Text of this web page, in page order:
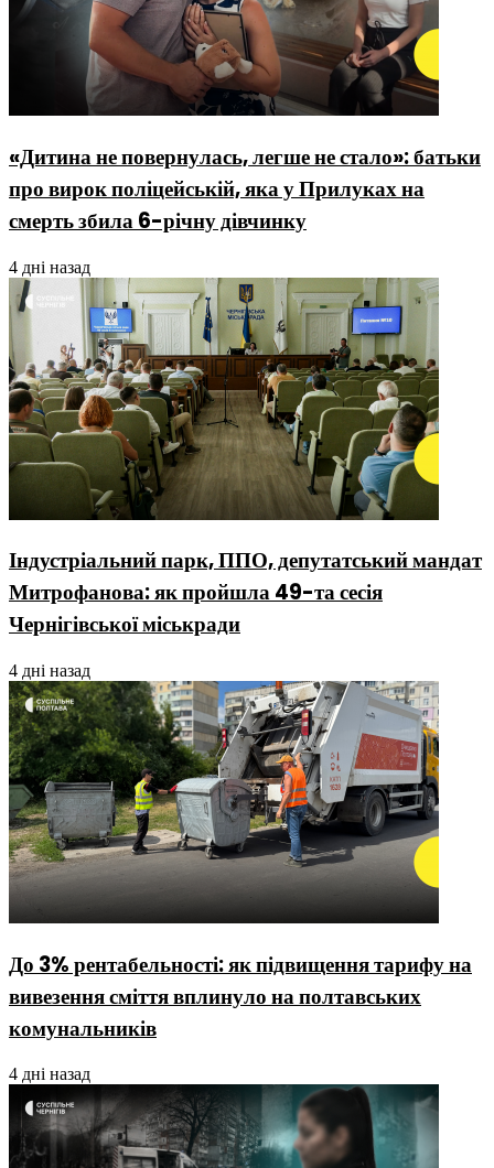
«Дитина не повернулась, легше не стало»: батьки
про вирок поліцейській, яка у Прилуках на
смерть збила 6-річну дівчинку
4 дні назад
Індустріальний парк, ППО, депутатський мандат
Митрофанова: як пройшла 49-та сесія
Чернігівської міськради
4 дні назад
До 3% рентабельності: як підвищення тарифу на
вивезення сміття вплинуло на полтавських
комунальників
4 дні назад